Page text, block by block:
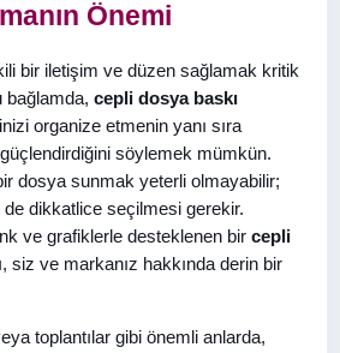
Önemi
bir iletişim ve düzen sağlamak kritik
bağlamda, cepli dosya baskı
organize etmenin yanı sıra
güçlendirdiğini söylemek mümkün.
dosya sunmak yeterli olmayabilir;
de dikkatlice seçilmesi gerekir.
ve grafiklerle desteklenen bir cepli
siz ve markanız hakkında derin bir
toplantılar gibi önemli anlarda,